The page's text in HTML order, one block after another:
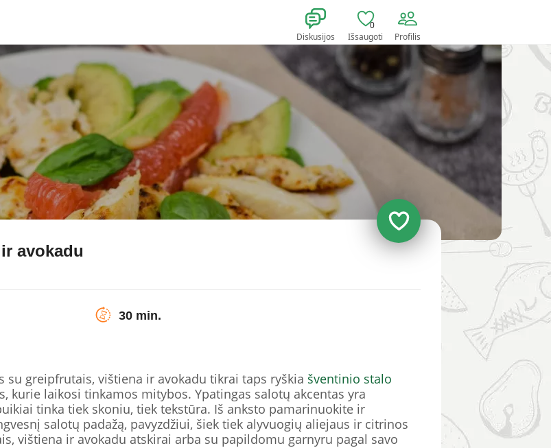
Diskusijos
0
Išsaugoti Profilis
avokadu
30 min.
su greipfrutais, vištiena ir avokadu tikrai taps ryškia šventinio stalo
kurie laikosi tinkamos mitybos. Ypatingas salotų akcentas yra
tinka tiek skoniu, tiek tekstūra. Iš anksto pamarinuokite ir
salotų padažą, pavyzdžiui, šiek tiek alyvuogių aliejaus ir citrinos
vištiena ir avokadu atskirai arba su papildomu garnyru pagal savo